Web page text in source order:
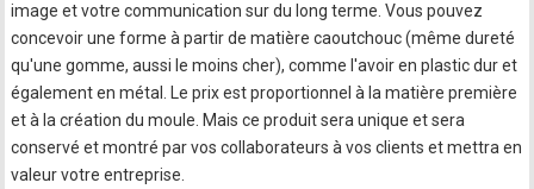
image et votre communication sur du long terme. Vous pouvez
concevoir une forme à partir de matière caoutchouc (même dureté
qu'une gomme, aussi le moins cher), comme l'avoir en plastic dur et
également en métal. Le prix est proportionnel à la matière première
et à la création du moule. Mais ce produit sera unique et sera
conservé et montré par vos collaborateurs à vos clients et mettra en
valeur votre entreprise.